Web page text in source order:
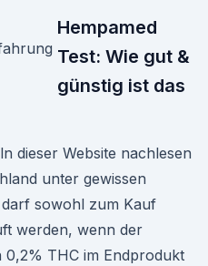
Hempamed
Test: Wie gut &
günstig ist das
dieser Website nachlesen
unter gewissen
sowohl zum Kauf
werden, wenn der
0,2% THC im Endprodukt